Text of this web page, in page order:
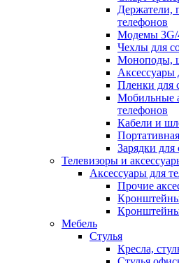
Держатели,
телефонов
Модемы 3G/
Чехлы для
Моноподы,
Аксессуары
Пленки для
Мобильные
телефонов
Кабели и
Зарядки для
Телевизоры и
Аксессуары для
Прочие
Кронштейны
Мебель
Стулья
Кресла,